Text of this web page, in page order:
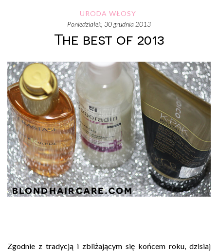
URODA WŁOSY
poniedziałek, 30 grudnia 2013
The best of 2013
Zgodnie z tradycją i zbliżającym się końcem roku, dzisiaj